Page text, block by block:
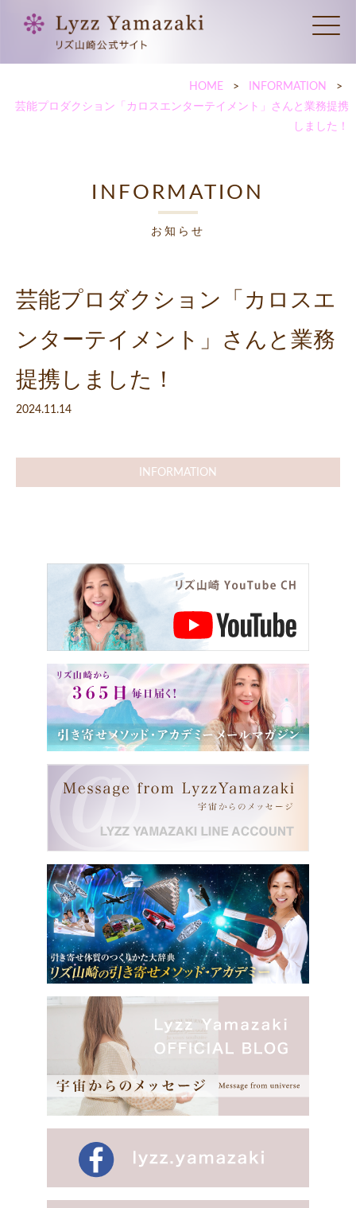
HOME
INFORMATION
芸能プロダクション「カロスエンターテイメント」さんと業務提携
しました！
INFORMATION
お知らせ
芸能プロダクション「カロスエ
ンターテイメント」さんと業務
提携しました！
2024.11.14
INFORMATION